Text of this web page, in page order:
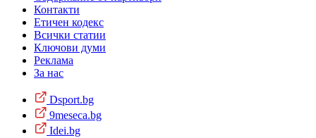
Контакти
Етичен кодекс
Всички статии
Ключови думи
Реклама
За нас
Dsport.bg
9meseca.bg
Idei.bg